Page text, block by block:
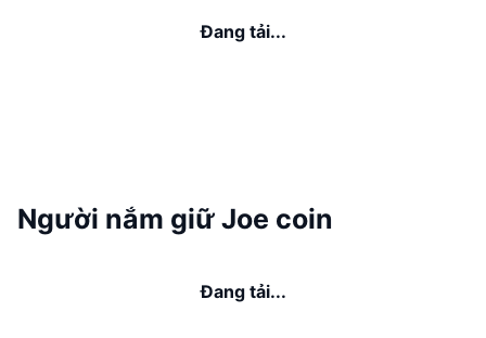
Đang tải...
Người nắm giữ Joe coin
Đang tải...